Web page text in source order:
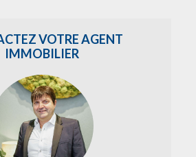
VOTRE AGENT
IMMOBILIER